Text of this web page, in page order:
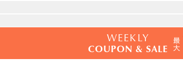
WEEKLY
COUPON & SALE